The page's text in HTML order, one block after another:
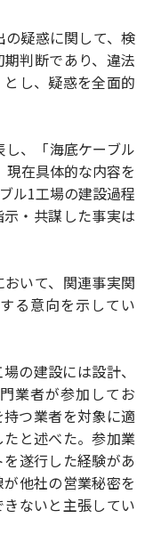
疑惑に関して、検
判断であり、違法
し、疑惑を全面的
、「海底ケーブル
現在具体的な内容を
ル1工場の建設過程
・共謀した事実は
いて、関連事実関
る意向を示してい
の建設には設計、
業者が参加してお
つ業者を対象に適
と述べた。参加業
遂行した経験があ
他社の営業秘密を
ないと主張してい